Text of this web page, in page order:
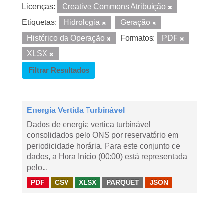
Licenças:
Creative Commons Atribuição
Etiquetas:
Hidrologia
Geração
Histórico da Operação
Formatos:
PDF
XLSX
Filtrar Resultados
Energia Vertida Turbinável
Dados de energia vertida turbinável
consolidados pelo ONS por reservatório em
periodicidade horária. Para este conjunto de
dados, a Hora Início (00:00) está representada
pelo...
PDF CSV XLSX PARQUET JSON